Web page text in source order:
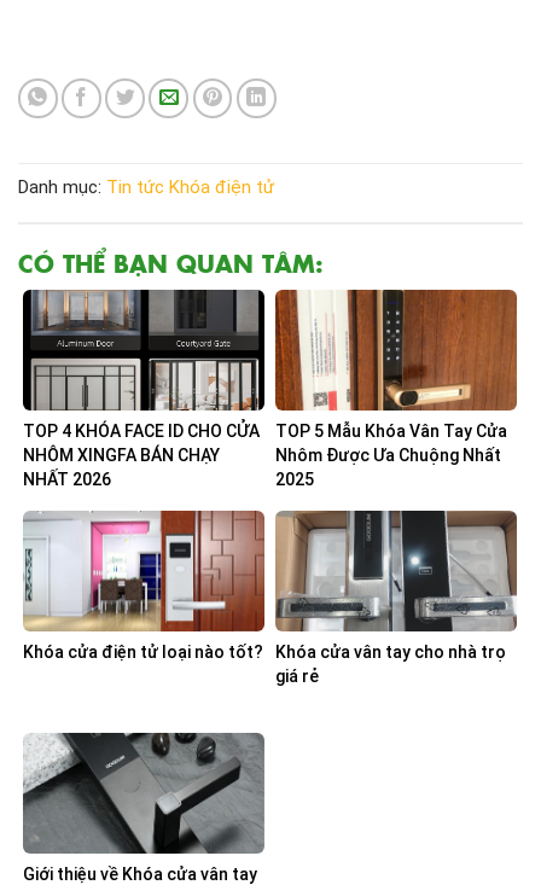
Danh mục: Tin tức Khóa điện tử
CÓ THỂ BẠN QUAN TÂM:
TOP 4 KHÓA FACE ID CHO CỬA
NHÔM XINGFA BÁN CHẠY
NHẤT 2026
TOP 5 Mẫu Khóa Vân Tay Cửa
Nhôm Được Ưa Chuộng Nhất
2025
Khóa cửa điện tử loại nào tốt?
Khóa cửa vân tay cho nhà trọ
giá rẻ
Giới thiệu về Khóa cửa vân tay